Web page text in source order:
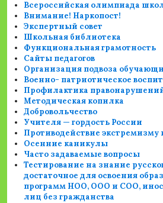
Всероссийская олимпиада
Внимание! Наркопост!
Экспертный совет
Школьная библиотека
Функциональная грамотность
Сайты педагогов
Организация подвоза
Военно- патриотическое
Профилактика
Методическая копилка
Добровольчество
Учителя — гордость России
Противодействие экстремизму
Осенние каникулы
Часто задаваемые вопросы
Тестирование на знание
достаточное для освоения
программ НОО, ООО и СОО,
лиц без гражданства